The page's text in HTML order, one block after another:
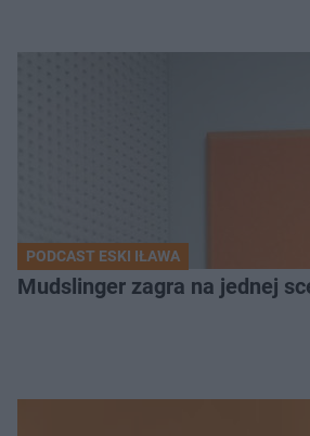
PODCAST ESKI IŁAWA
Mudslinger zagra na jednej